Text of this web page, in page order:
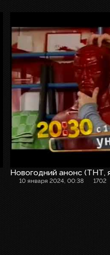
Новогодний анонс (ТНТ,
10 января 2024, 00:38 1702